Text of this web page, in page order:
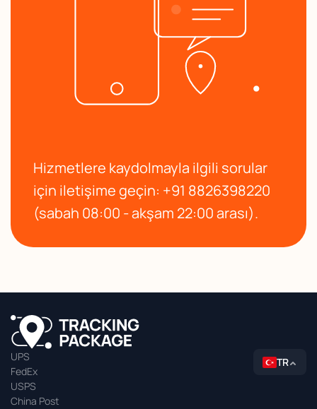
Hizmetlere kaydolmayla ilgili sorular
için iletişime geçin: +91 8826398220
(sabah 08:00 - akşam 22:00 arası).
UPS
FedEx
USPS
China Post
TR